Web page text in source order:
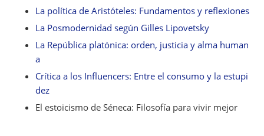
La política de Aristóteles: Fundamentos y reflexiones
La Posmodernidad según Gilles Lipovetsky
La República platónica: orden, justicia y alma human
a
Crítica a los Influencers: Entre el consumo y la estupi
dez
El estoicismo de Séneca: Filosofía para vivir mejor